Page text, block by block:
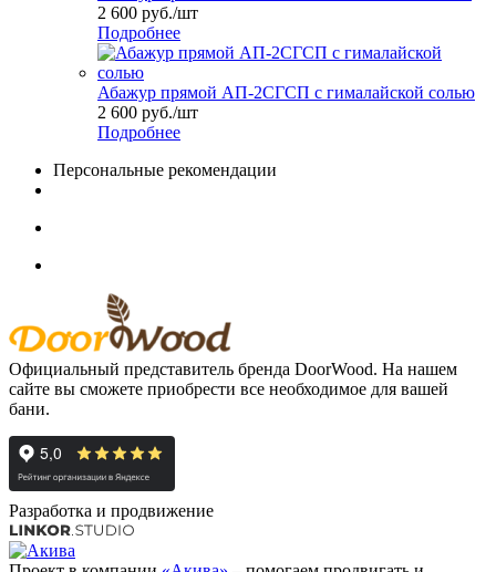
2 600 руб./шт
Подробнее
Абажур прямой АП-2СГСП с гималайской солью
2 600 руб./шт
Подробнее
Персональные рекомендации
Официальный представитель бренда DoorWood. На нашем
сайте вы сможете приобрести все необходимое для вашей
бани.
Разработка и продвижение